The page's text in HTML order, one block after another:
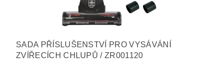
SADA PŘÍSLUŠENSTVÍ PRO VYSÁVÁNÍ
ZVÍŘECÍCH CHLUPŮ / ZR001120